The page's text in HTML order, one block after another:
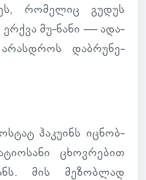
რო­მე­ლიც გუდუს
ერქვა მუ-ნანი — ადა­
დაბ­რუ­ნე­
ჰა­კუ­ინს იც­ნობ­
ცხოვ­რე­ბით
მის მე­ზობ­ლად